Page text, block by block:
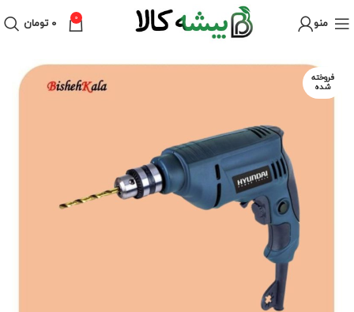
منو 0 ۰ تومان
فروخته
شده